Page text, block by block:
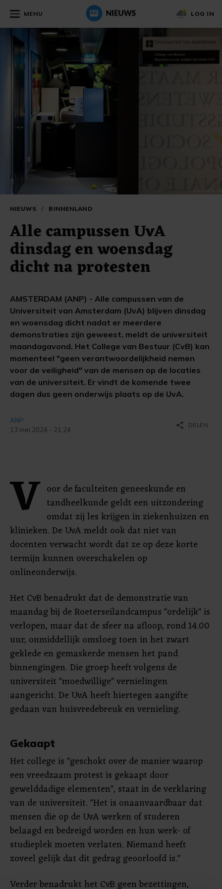
MENU LOG IN
NIEUWS / BINNENLAND
Alle campussen UvA
dinsdag en woensdag
dicht na protesten
AMSTERDAM (ANP) - Alle campussen van de
Universiteit van Amsterdam (UvA) blijven dinsdag
en woensdag dicht nadat er meerdere
demonstraties zijn geweest, meldt de universiteit
maandagavond. Het College van Bestuur (CvB) kan
momenteel "geen verantwoordelijkheid nemen
voor de veiligheid" van de mensen op de locaties
van de universiteit. Er vindt de komende twee
dagen dus geen onderwijs plaats op de UvA.
ANP
13 mei 2024 - 21:24
share DELEN
V oor de faculteiten geneeskunde en
tandheelkunde geldt een uitzondering
omdat zij les krijgen in ziekenhuizen en
klinieken. De UvA meldt ook dat niet van
docenten verwacht wordt dat ze op deze korte
termijn kunnen overschakelen op
onlineonderwijs.
Het CvB benadrukt dat de demonstratie van
maandag bij de Roeterseilandcampus "ordelijk" is
verlopen, maar dat de sfeer na afloop, rond 14.00
uur, onmiddellijk omsloeg toen in het zwart
geklede en gemaskerde mensen het pand
binnengingen. Die groep heeft volgens de
universiteit "moedwillige" vernielingen
aangericht. De UvA heeft hiertegen aangifte
gedaan van huisvredebreuk en vernieling.
Gekaapt
Het college is "geschokt over de manier waarop
een vreedzaam protest is gekaapt door
gewelddadige elementen", staat in de verklaring
van de universiteit. "Het is onaanvaardbaar dat
mensen die op de UvA werken of studeren
belaagd en bedreigd worden en hun werk- of
studieplek moeten verlaten. Niemand heeft
zoveel gelijk dat dit gedrag geoorloofd is."
Verder benadrukt het CvB geen bezettingen,